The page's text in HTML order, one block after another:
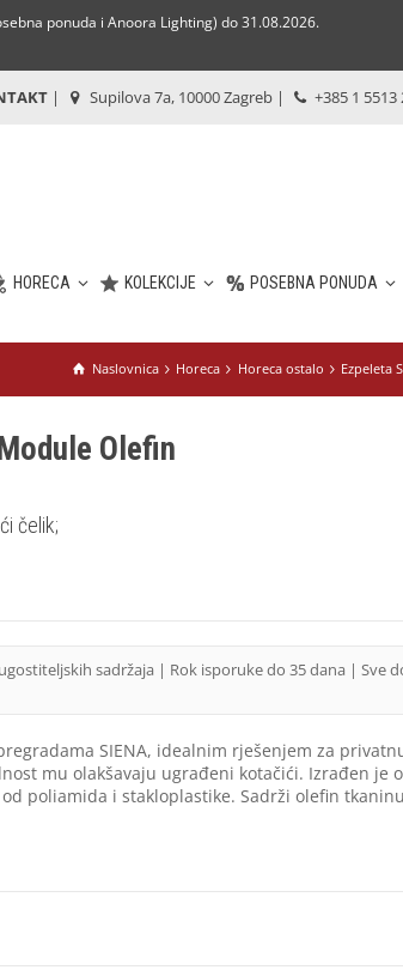
ponuda i Anoora Lighting) do 31.08.2026.
| Supilova 7a, 10000 Zagreb | +385 1 5513
HORECA KOLEKCIJE POSEBNA PONUDA
Naslovnica Horeca Horeca ostalo Ezpeleta
Olefin
čelik;
sadržaja | Rok isporuke do 35 dana | Sve
SIENA, idealnim rješenjem za
mu olakšavaju ugrađeni kotačići. Izrađen je
poliamida i stakloplastike. Sadrži olefin